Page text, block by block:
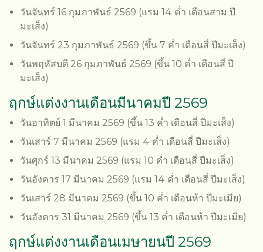
วันจันทร์ 16 กุมภาพันธ์ 2569 (แรม 14 ค่ำ เดือนสาม ปี
มะเส็ง)
วันจันทร์ 23 กุมภาพันธ์ 2569 (ขึ้น 7 ค่ำ เดือนสี่ ปีมะเส็ง)
วันพฤหัสบดี 26 กุมภาพันธ์ 2569 (ขึ้น 10 ค่ำ เดือนสี่ ปี
มะเส็ง)
ฤกษ์แต่งงานเดือนมีนาคมปี 2569
วันอาทิตย์ 1 มีนาคม 2569 (ขึ้น 13 ค่ำ เดือนสี่ ปีมะเส็ง)
วันเสาร์ 7 มีนาคม 2569 (แรม 4 ค่ำ เดือนสี่ ปีมะเส็ง)
วันศุกร์ 13 มีนาคม 2569 (แรม 10 ค่ำ เดือนสี่ ปีมะเส็ง)
วันอังคาร 17 มีนาคม 2569 (แรม 14 ค่ำ เดือนสี่ ปีมะเส็ง)
วันเสาร์ 28 มีนาคม 2569 (ขึ้น 10 ค่ำ เดือนห้า ปีมะเมีย)
วันอังคาร 31 มีนาคม 2569 (ขึ้น 13 ค่ำ เดือนห้า ปีมะเมีย)
ฤกษ์แต่งงานเดือนเมษายนปี 2569